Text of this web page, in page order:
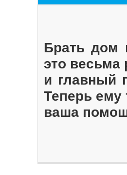
Брать дом
это весьма
и главный
Теперь ему
ваша